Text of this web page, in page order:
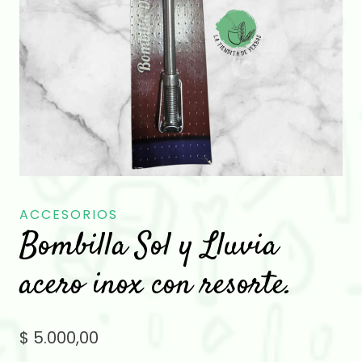
ACCESORIOS
Bombilla Sol y Lluvia
acero inox con resorte.
$ 5.000,00